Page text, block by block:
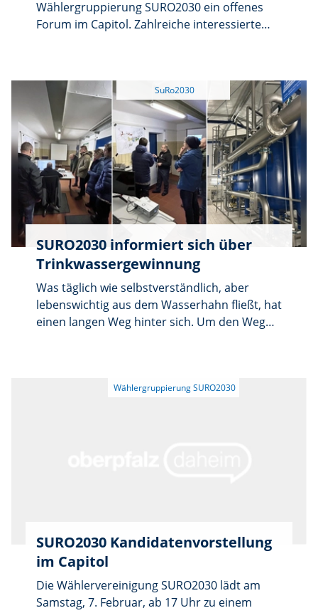
Wählergruppierung SURO2030 ein offenes
Forum im Capitol. Zahlreiche interessierte
persönlich kennenzulernen und sich über
deren Ziele für die kommende Wahlperiode
zu informieren.
SuRo2030
SURO2030 informiert sich über
Trinkwassergewinnung
Was täglich wie selbstverständlich, aber
lebenswichtig aus dem Wasserhahn fließt, hat
einen langen Weg hinter sich. Um den Weg
SURO2030 bei den Stadtwerken vor Ort über
Wählergruppierung SURO2030
SURO2030 Kandidatenvorstellung
im Capitol
Die Wählervereinigung SURO2030 lädt am
Samstag, 7. Februar, ab 17 Uhr zu einem